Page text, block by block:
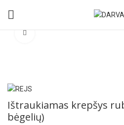
Ištraukiamas krepšys
bėgelių)